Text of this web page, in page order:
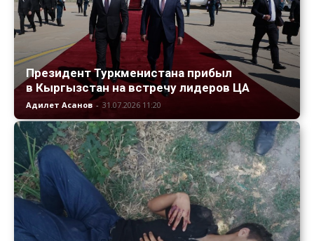
Президент Туркменистана прибыл
в Кыргызстан на встречу лидеров ЦА
Адилет Асанов - 31.07.2026 11:20